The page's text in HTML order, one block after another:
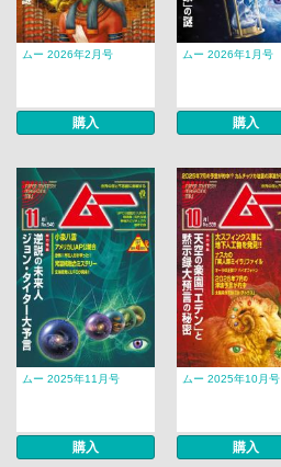
ムー 2026年2月号
購入
ムー 2026年1月号
購入
ムー 2025年11月号
購入
ムー 2025年10月号
購入